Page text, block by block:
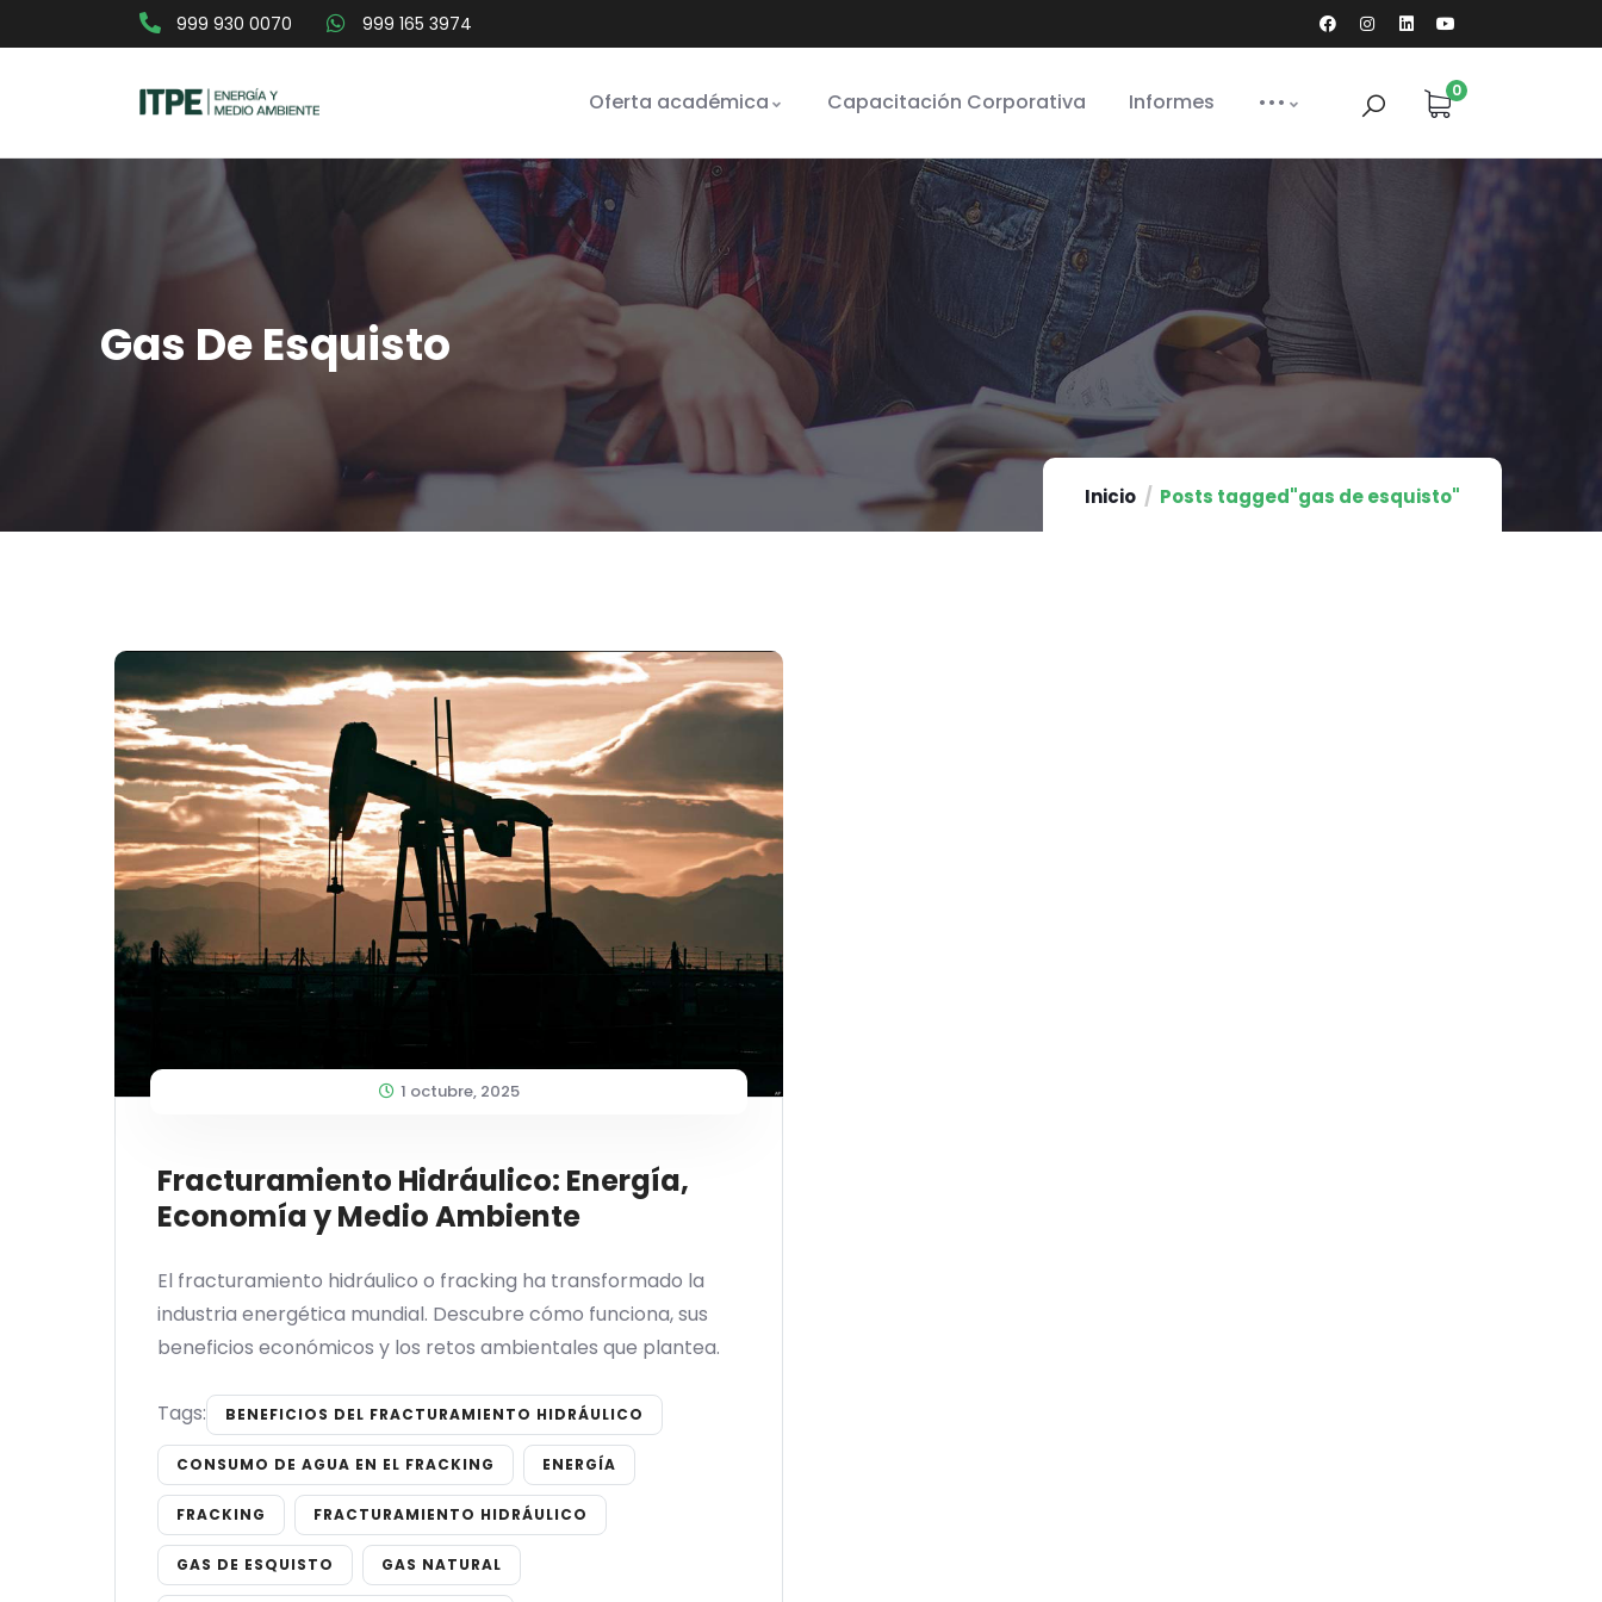
999 930 0070 999 165 3974
Oferta académica Capacitación Corporativa Informes ••• 0
Gas De Esquisto
Inicio Posts tagged"gas de esquisto"
1 octubre, 2025
Fracturamiento Hidráulico: Energía,
Economía y Medio Ambiente
El fracturamiento hidráulico o fracking ha transformado la
industria energética mundial. Descubre cómo funciona, sus
beneficios económicos y los retos ambientales que plantea.
Tags: BENEFICIOS DEL FRACTURAMIENTO HIDRÁULICO
CONSUMO DE AGUA EN EL FRACKING ENERGÍA
FRACKING FRACTURAMIENTO HIDRÁULICO
GAS DE ESQUISTO GAS NATURAL